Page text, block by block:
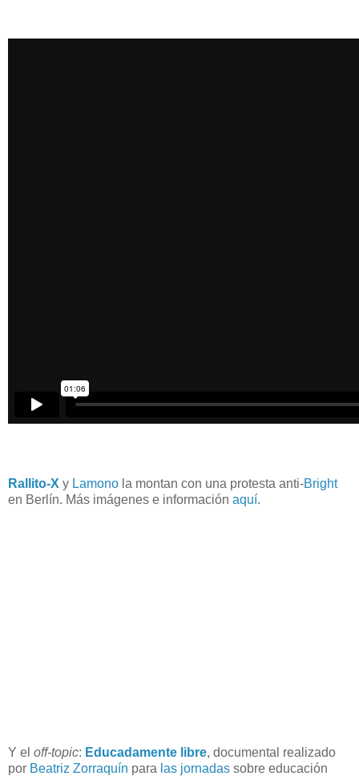
Rallito-X y Lamono la montan con una protesta anti-Bright
en Berlín. Más imágenes e información aquí.
Y el off-topic: Educadamente libre, documental realizado
por Beatriz Zorraquín para las jornadas sobre educación